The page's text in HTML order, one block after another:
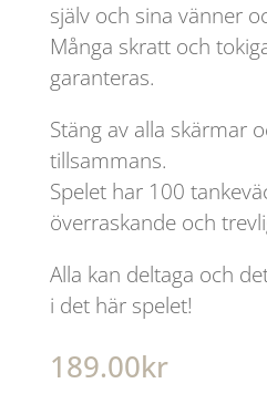
själv och sina vänner
Många skratt och
garanteras.
Stäng av alla skärmar
tillsammans.
Spelet har 100
överraskande och
Alla kan deltaga och
i det här spelet!
189.00kr